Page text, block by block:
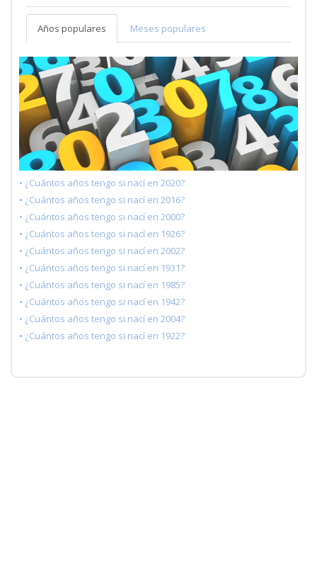
Años populares Meses populares
• ¿Cuántos años tengo si nací en 2020?
• ¿Cuántos años tengo si nací en 2016?
• ¿Cuántos años tengo si nací en 2000?
• ¿Cuántos años tengo si nací en 1926?
• ¿Cuántos años tengo si nací en 2002?
• ¿Cuántos años tengo si nací en 1931?
• ¿Cuántos años tengo si nací en 1985?
• ¿Cuántos años tengo si nací en 1942?
• ¿Cuántos años tengo si nací en 2004?
• ¿Cuántos años tengo si nací en 1922?